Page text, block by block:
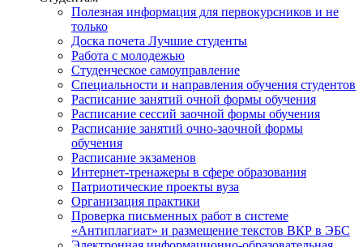
Полезная информация для первокурсников и не
только
Доска почета Лучшие студенты
Работа с молодежью
Студенческое самоуправление
Специальности и направления обучения студентов
Расписание занятий очной формы обучения
Расписание сессий заочной формы обучения
Расписание занятий очно-заочной формы
обучения
Расписание экзаменов
Интернет-тренажеры в сфере образования
Патриотические проекты вуза
Организация практики
Проверка письменных работ в системе
«Антиплагиат» и размещение текстов ВКР в ЭБС